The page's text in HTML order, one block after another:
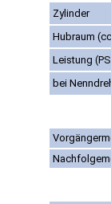
Zylinder
Hubraum
Leistung
bei